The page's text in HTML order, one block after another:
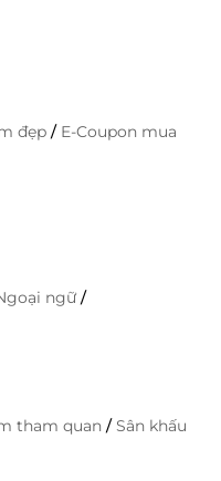
đẹp / E-Coupon mua
ngữ/
tham quan /Sân khấu